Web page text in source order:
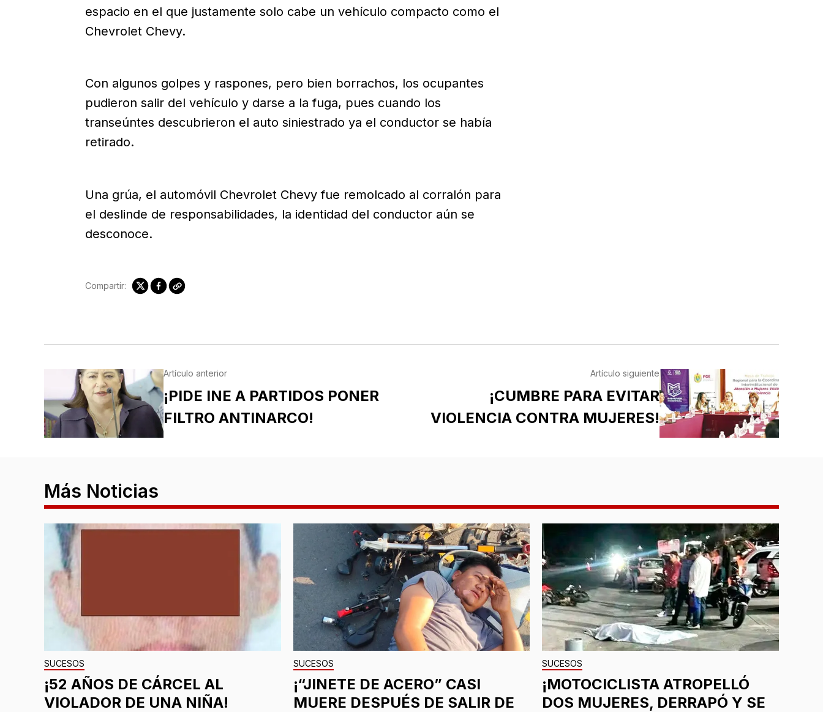
espacio en el que justamente solo cabe un vehículo compacto como el
Chevrolet Chevy.
Con algunos golpes y raspones, pero bien borrachos, los ocupantes
pudieron salir del vehículo y darse a la fuga, pues cuando los
transeúntes descubrieron el auto siniestrado ya el conductor se había
retirado.
Una grúa, el automóvil Chevrolet Chevy fue remolcado al corralón para
el deslinde de responsabilidades, la identidad del conductor aún se
desconoce.
Compartir:
Artículo anterior
¡PIDE INE A PARTIDOS PONER
FILTRO ANTINARCO!
Artículo siguiente
¡CUMBRE PARA EVITAR
VIOLENCIA CONTRA MUJERES!
Más Noticias
SUCESOS
¡52 AÑOS DE CÁRCEL AL
VIOLADOR DE UNA NIÑA!
SUCESOS
¡“JINETE DE ACERO” CASI
MUERE DESPUÉS DE SALIR DE
SUCESOS
¡MOTOCICLISTA ATROPELLÓ
DOS MUJERES, DERRAPÓ Y SE